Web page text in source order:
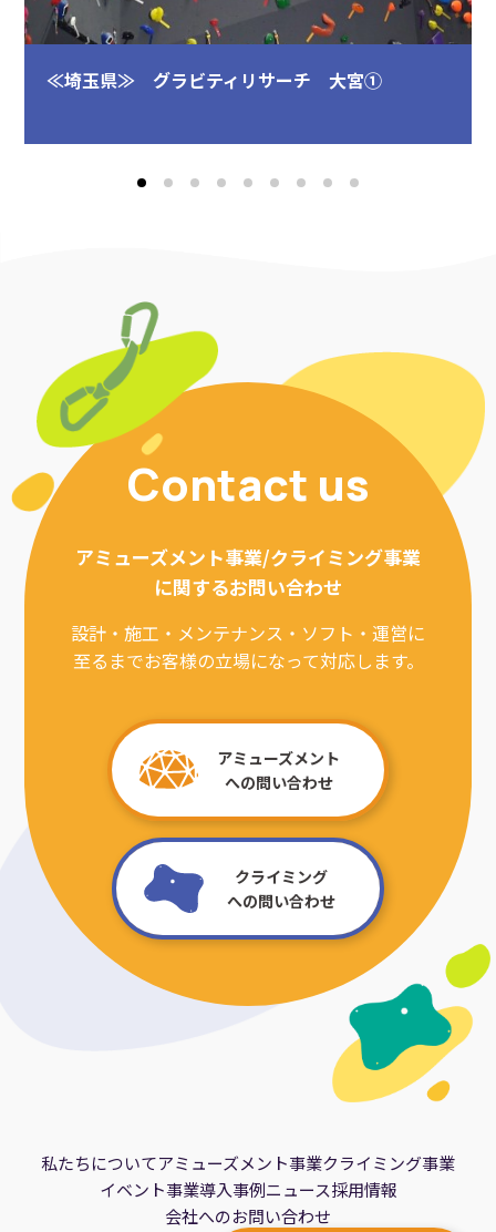
≪埼玉県≫ グラビティリサーチ 大宮①
Contact us
アミューズメント事業/クライミング事業
に関するお問い合わせ
設計・施工・メンテナンス・ソフト・運営に
至るまでお客様の立場になって対応します。
アミューズメント
への問い合わせ
クライミング
への問い合わせ
私たちについてアミューズメント事業クライミング事業
イベント事業導入事例ニュース採用情報
会社へのお問い合わせ